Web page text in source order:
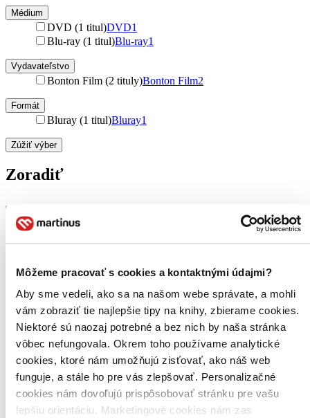
Môžeme pracovať s cookies a kontaktnými údajmi?
Aby sme vedeli, ako sa na našom webe správate, a mohli
vám zobraziť tie najlepšie tipy na knihy, zbierame cookies.
Niektoré sú naozaj potrebné a bez nich by naša stránka
vôbec nefungovala. Okrem toho používame analytické
cookies, ktoré nám umožňujú zisťovať, ako náš web
funguje, a stále ho pre vás zlepšovať. Personalizačné
cookies nám dovoľujú prispôsobovať stránku pre vašu
lepšiu orientáciu. Marketingové cookies nám zas
Médium
DVD (1 titul)DVD1
Blu-ray (1 titul)Blu-ray1
Vydavateľstvo
Bonton Film (2 tituly)Bonton Film2
Formát
Bluray (1 titul)Bluray1
Zúžiť výber
Zoradiť
Najdrahšie
Najlacnejšie
Najvyššia zľava
Použité filtre
Zrušiť filtre
Režisér Joon-ho Bong